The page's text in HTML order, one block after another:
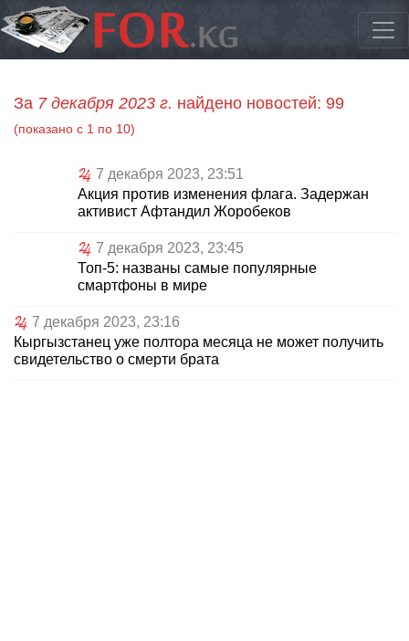
За 7 декабря 2023 г. найдено новостей: 99
(показано с 1 по 10)
7 декабря 2023, 23:51
Акция против изменения флага. Задержан
активист Афтандил Жоробеков
7 декабря 2023, 23:45
Топ-5: названы самые популярные
смартфоны в мире
7 декабря 2023, 23:16
Кыргызстанец уже полтора месяца не может получить
свидетельство о смерти брата